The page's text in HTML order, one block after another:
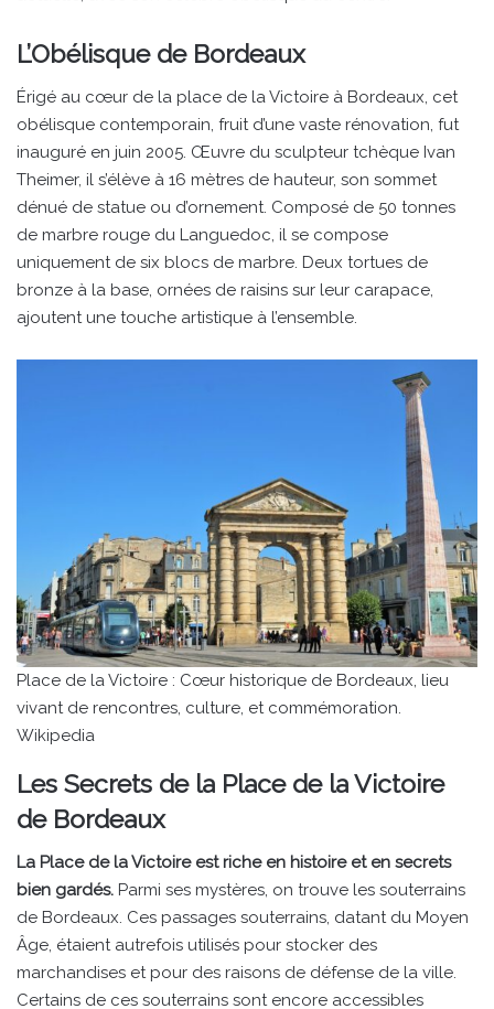
L’Obélisque de Bordeaux
Érigé au cœur de la place de la Victoire à Bordeaux, cet
obélisque contemporain, fruit d’une vaste rénovation, fut
inauguré en juin 2005. Œuvre du sculpteur tchèque Ivan
Theimer, il s’élève à 16 mètres de hauteur, son sommet
dénué de statue ou d’ornement. Composé de 50 tonnes
de marbre rouge du Languedoc, il se compose
uniquement de six blocs de marbre. Deux tortues de
bronze à la base, ornées de raisins sur leur carapace,
ajoutent une touche artistique à l’ensemble.
Place de la Victoire : Cœur historique de Bordeaux, lieu
vivant de rencontres, culture, et commémoration.
Wikipedia
Les Secrets de la Place de la Victoire
de Bordeaux
La Place de la Victoire est riche en histoire et en secrets
bien gardés. Parmi ses mystères, on trouve les souterrains
de Bordeaux. Ces passages souterrains, datant du Moyen
Âge, étaient autrefois utilisés pour stocker des
marchandises et pour des raisons de défense de la ville.
Certains de ces souterrains sont encore accessibles